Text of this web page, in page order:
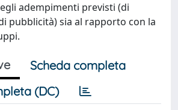
adempimenti previsti (di
pubblicità) sia al rapporto con la
Scheda completa
(DC)